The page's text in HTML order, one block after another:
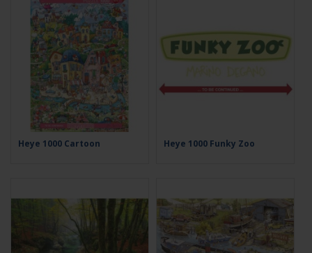
Heye 1000 Cartoon Heye 1000 Funky Zoo